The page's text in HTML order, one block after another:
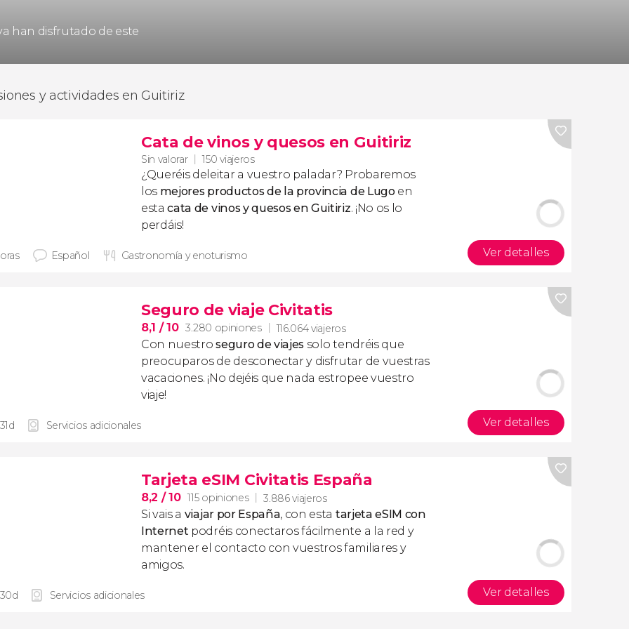
han disfrutado de este
y actividades en Guitiriz
Cata de vinos y quesos en Guitiriz
Sin valorar 150 viajeros
¿Queréis deleitar a vuestro paladar? Probaremos
los mejores productos de la provincia de Lugoen
estacata de vinos y quesos en Guitiriz. ¡No os lo
perdáis!
Español Gastronomía y enoturismo Ver detalles
Seguro de viaje Civitatis
8,1 / 10 3.280 opiniones 116.064 viajeros
Con nuestroseguro de viajes solo tendréis que
preocuparos de desconectar y disfrutar de vuestras
vacaciones. ¡No dejéis que nada estropee vuestro
viaje!
Servicios adicionales Ver detalles
Tarjeta eSIM Civitatis España
8,2 / 10 115 opiniones 3.886 viajeros
Si vais a viajar por España, con esta tarjeta eSIM con
Internet podréis conectaros fácilmente a la red y
mantener el contacto con vuestros familiares y
amigos.
Servicios adicionales Ver detalles